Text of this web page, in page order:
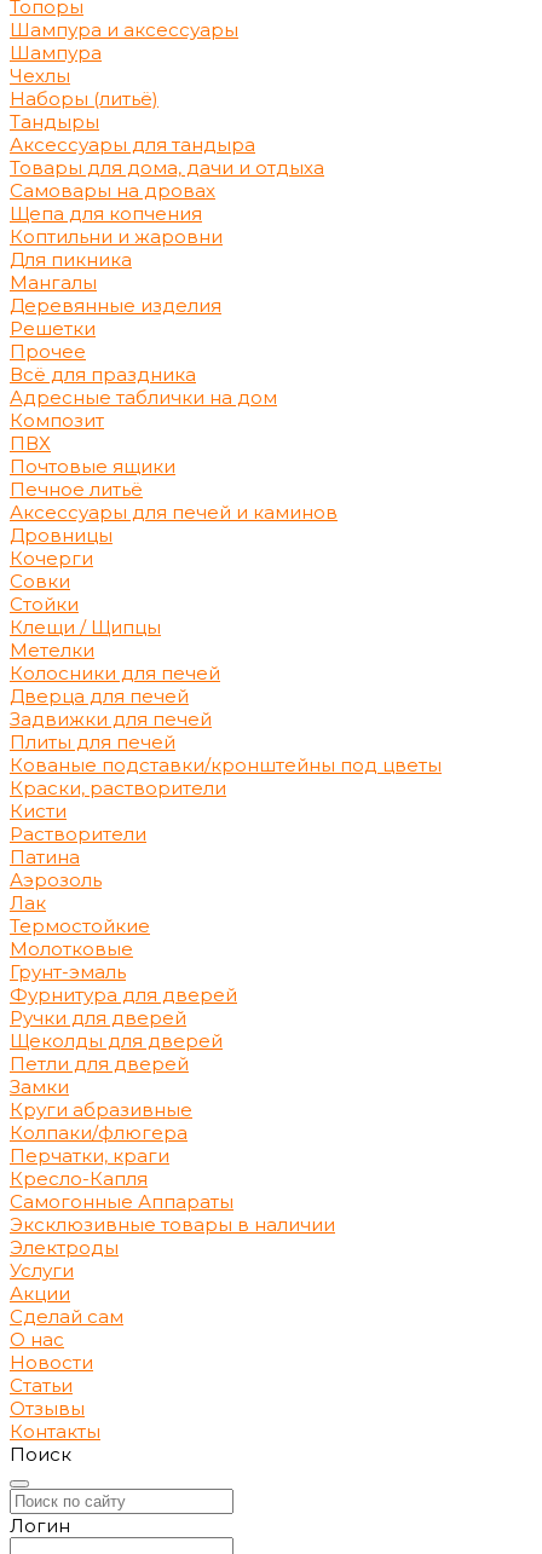
Топоры
Шампура и аксессуары
Шампура
Чехлы
Наборы (литьё)
Тандыры
Аксессуары для тандыра
Товары для дома, дачи и отдыха
Самовары на дровах
Щепа для копчения
Коптильни и жаровни
Для пикника
Мангалы
Деревянные изделия
Решетки
Прочее
Всё для праздника
Адресные таблички на дом
Композит
ПВХ
Почтовые ящики
Печное литьё
Аксессуары для печей и каминов
Дровницы
Кочерги
Совки
Стойки
Клещи / Щипцы
Метелки
Колосники для печей
Дверца для печей
Задвижки для печей
Плиты для печей
Кованые подставки/кронштейны под цветы
Краски, растворители
Кисти
Растворители
Патина
Аэрозоль
Лак
Термостойкие
Молотковые
Грунт-эмаль
Фурнитура для дверей
Ручки для дверей
Щеколды для дверей
Петли для дверей
Замки
Круги абразивные
Колпаки/флюгера
Перчатки, краги
Кресло-Капля
Самогонные Аппараты
Эксклюзивные товары в наличии
Электроды
Услуги
Акции
Сделай сам
О нас
Новости
Статьи
Отзывы
Контакты
Поиск
Логин